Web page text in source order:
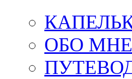
ОБО МНЕ